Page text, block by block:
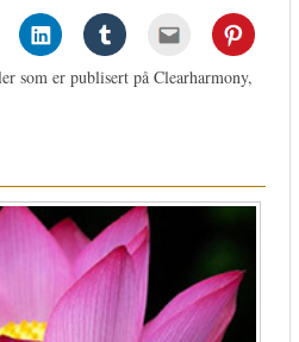
som er publisert på Clearharmony,